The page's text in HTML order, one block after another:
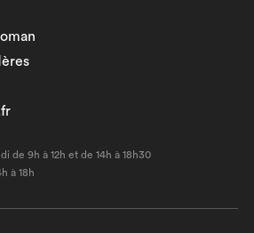
de 9h à 12h et de 14h à 18h30
à 18h